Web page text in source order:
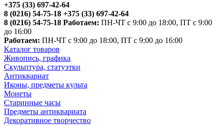
+375 (33) 697-42-64
8 (0216) 54-75-18 +375 (33) 697-42-64
8 (0216) 54-75-18 Работаем: ПН-ЧТ с 9:00 до 18:00, ПТ с 9:00
до 16:00
Работаем: ПН-ЧТ с 9:00 до 18:00, ПТ с 9:00 до 16:00
Каталог товаров
Живопись, графика
Скульптура, статуэтки
Антиквариат
Иконы, предметы культа
Монеты
Старинные часы
Предметы антиквариата
Декоративное творчество